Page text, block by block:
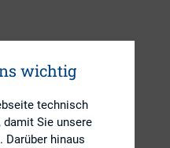
&
IR-Kompetenz
wichtig
technisch
Sie unsere
Darüber hinaus